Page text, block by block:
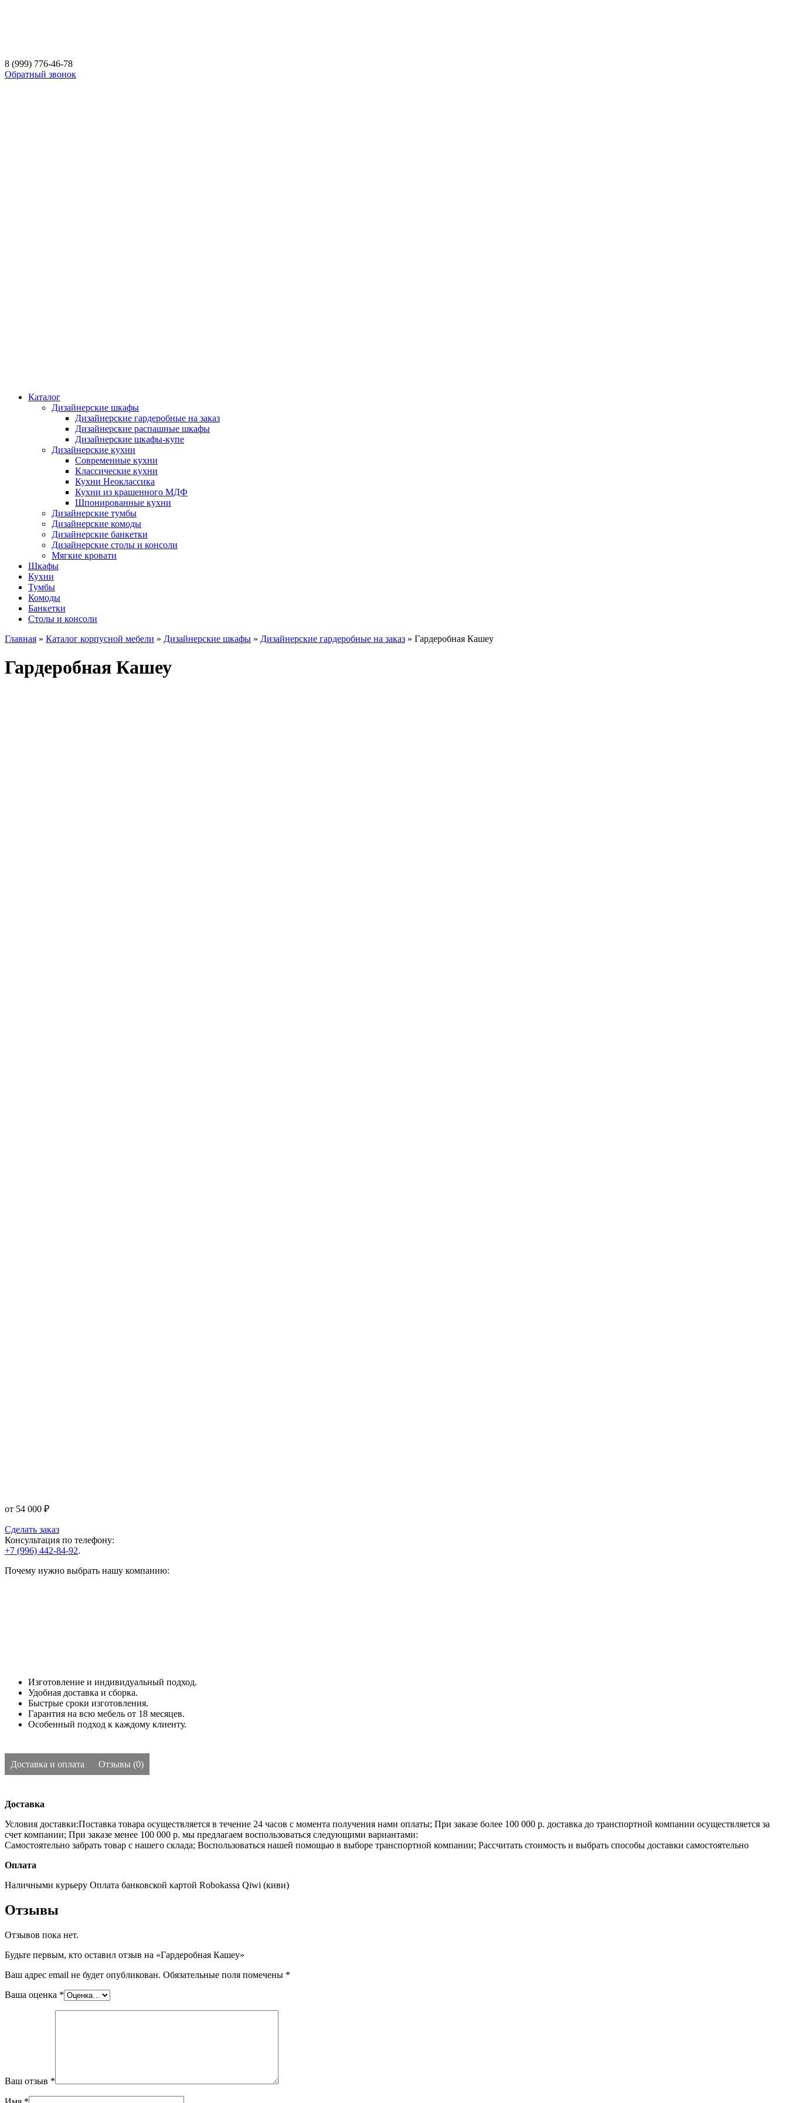
8 (999) 776-46-78
Обратный звонок
Каталог
Дизайнерские шкафы
Дизайнерские гардеробные на заказ
Дизайнерские распашные шкафы
Дизайнерские шкафы-купе
Дизайнерские кухни
Современные кухни
Классические кухни
Кухни Неоклассика
Кухни из крашенного МДФ
Шпонированные кухни
Дизайнерские тумбы
Дизайнерские комоды
Дизайнерские банкетки
Дизайнерские столы и консоли
Мягкие кровати
Шкафы
Кухни
Тумбы
Комоды
Банкетки
Столы и консоли
Главная » Каталог корпусной мебели » Дизайнерские шкафы » Дизайнерские гардеробные на заказ » Гардеробная Кашеу
Гардеробная Кашеу
от 54 000 ₽
Сделать заказ
Консультация по телефону:
+7 (996) 442-84-92.
Почему нужно выбрать нашу компанию:
Изготовление и индивидуальный подход.
Удобная доставка и сборка.
Быстрые сроки изготовления.
Гарантия на всю мебель от 18 месяцев.
Особенный подход к каждому клиенту.
Доставка и оплата Отзывы (0)
Доставка
Условия доставки:Поставка товара осуществляется в течение 24 часов с момента получения нами оплаты; При заказе более 100 000 р. доставка до транспортной компании осуществляется за
счет компании; При заказе менее 100 000 р. мы предлагаем воспользоваться следующими вариантами:
Самостоятельно забрать товар с нашего склада; Воспользоваться нашей помощью в выборе транспортной компании; Рассчитать стоимость и выбрать способы доставки самостоятельно
Оплата
Наличными курьеру Оплата банковской картой Robokassa Qiwi (киви)
Отзывы
Отзывов пока нет.
Будьте первым, кто оставил отзыв на «Гардеробная Кашеу»
Ваш адрес email не будет опубликован. Обязательные поля помечены *
Ваша оценка *
Ваш отзыв *